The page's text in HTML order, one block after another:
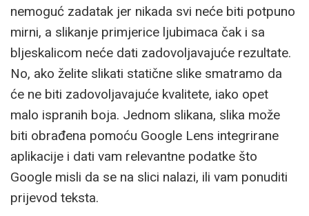
nemoguć zadatak jer nikada svi neće biti potpuno
mirni, a slikanje primjerice ljubimaca čak i sa
bljeskalicom neće dati zadovoljavajuće rezultate.
No, ako želite slikati statične slike smatramo da
će ne biti zadovoljavajuće kvalitete, iako opet
malo ispranih boja. Jednom slikana, slika može
biti obrađena pomoću Google Lens integrirane
aplikacije i dati vam relevantne podatke što
Google misli da se na slici nalazi, ili vam ponuditi
prijevod teksta.